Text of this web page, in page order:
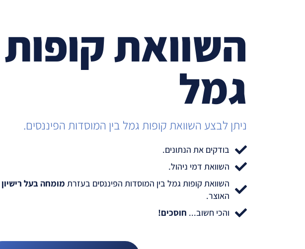
השוואת קופות
גמל
ניתן לבצע השוואת קופות גמל בין המוסדות הפיננסים.
בודקים את הנתונים.
השוואת דמי ניהול.
השוואת קופות גמל בין המוסדות הפיננסים בעזרת מומחה בעל רישיון
האוצר.
והכי חשוב... חוסכים!